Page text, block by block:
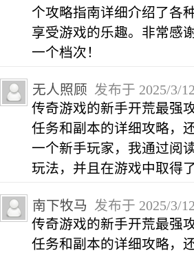
个攻略指南详细介绍了各
享受游戏的乐趣。非常感
一个档次！
无人照顾 发布于 2025/3/
传奇游戏的新手开荒最强
任务和副本的详细攻略，
一个新手玩家，我通过阅
玩法，并且在游戏中取得
南下牧马 发布于 2025/3/
传奇游戏的新手开荒最强
任务和副本的详细攻略，